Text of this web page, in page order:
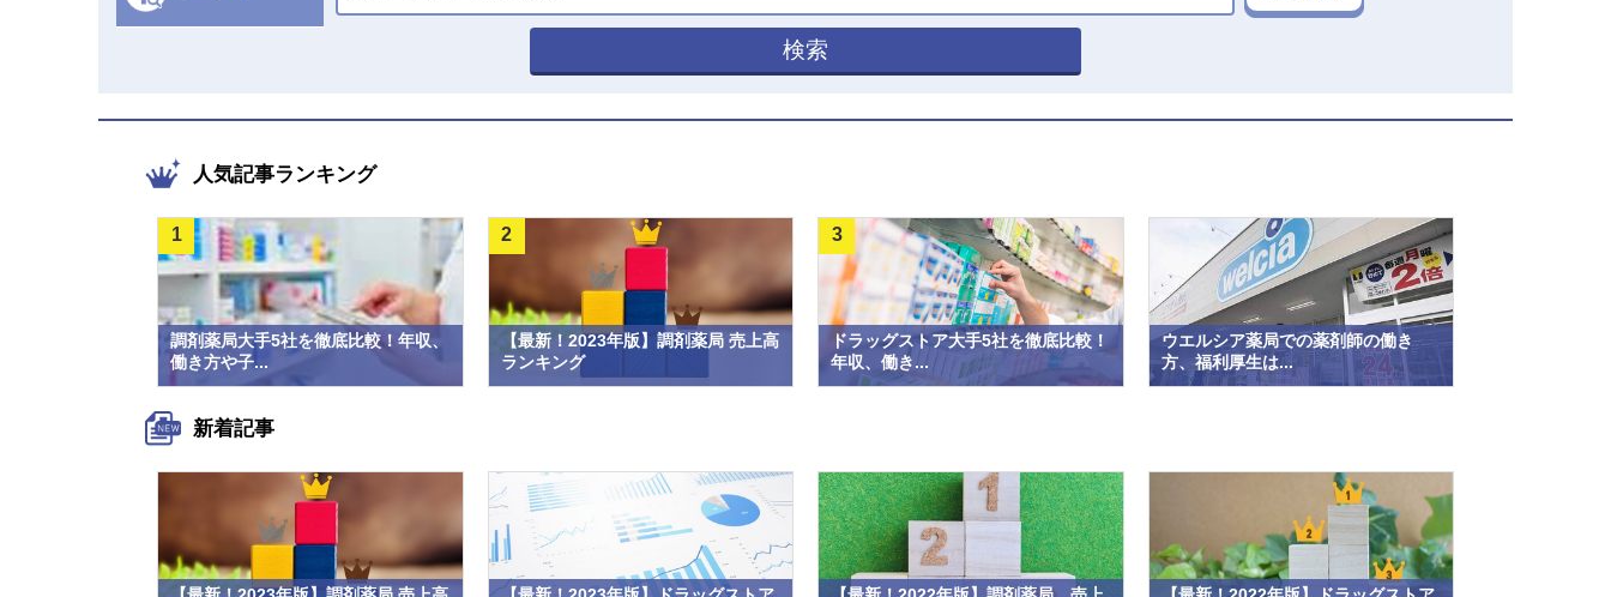
検索
人気記事ランキング
調剤薬局大手5社を徹底比較！年収、
働き方や子...
1
【最新！2023年版】調剤薬局 売上高
ランキング
2
ドラッグストア大手5社を徹底比較！
年収、働き...
3
ウエルシア薬局での薬剤師の働き
方、福利厚生は...
新着記事